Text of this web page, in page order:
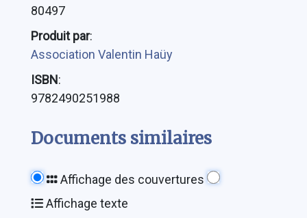
80497
Produit par:
Association Valentin Haüy
ISBN:
9782490251988
Documents similaires
Affichage des couvertures
Affichage texte